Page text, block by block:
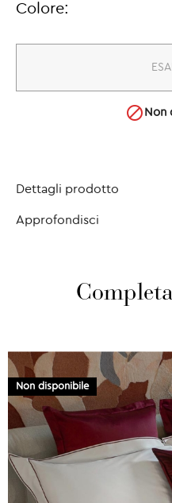
Colore:
 Non
Dettagli prodotto
Approfondisci
Non disponibile